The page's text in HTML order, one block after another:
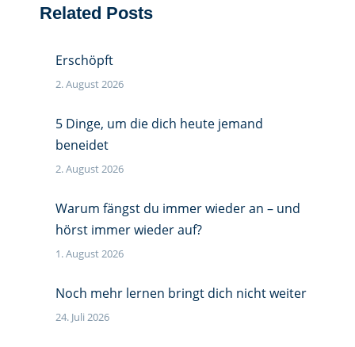
Related Posts
Erschöpft
2. August 2026
5 Dinge, um die dich heute jemand
beneidet
2. August 2026
Warum fängst du immer wieder an – und
hörst immer wieder auf?
1. August 2026
Noch mehr lernen bringt dich nicht weiter
24. Juli 2026